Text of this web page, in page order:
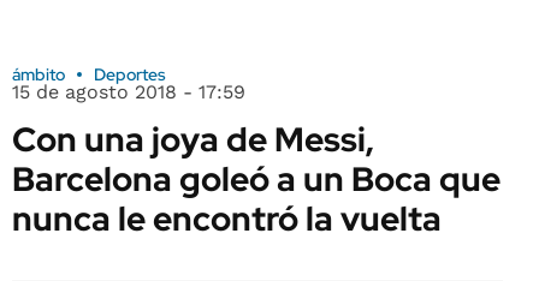
ámbito Deportes
15 de agosto 2018 - 17:59
Con una joya de Messi,
Barcelona goleó a un Boca que
nunca le encontró la vuelta